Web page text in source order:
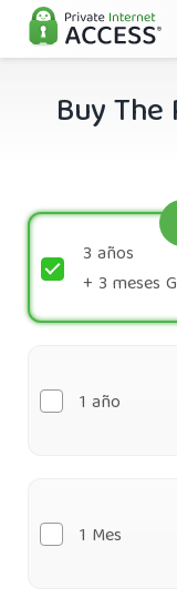
Buy
1 Mes
3 años
+ 3 meses
1 año